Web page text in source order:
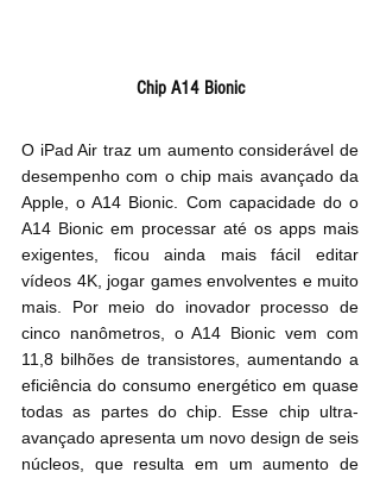
Chip A14 Bionic
O iPad Air traz um aumento considerável de
desempenho com o chip mais avançado da
Apple, o A14 Bionic. Com capacidade do o
A14 Bionic em processar até os apps mais
exigentes, ficou ainda mais fácil editar
vídeos 4K, jogar games envolventes e muito
mais. Por meio do inovador processo de
cinco nanômetros, o A14 Bionic vem com
11,8 bilhões de transistores, aumentando a
eficiência do consumo energético em quase
todas as partes do chip. Esse chip ultra-
avançado apresenta um novo design de seis
núcleos, que resulta em um aumento de